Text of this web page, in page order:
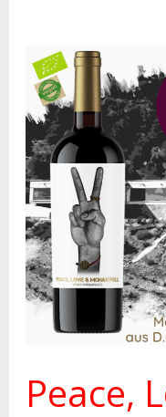
Peace,
Peace,
Love
&
Monastrell
–
Weine
aus
Jumilla